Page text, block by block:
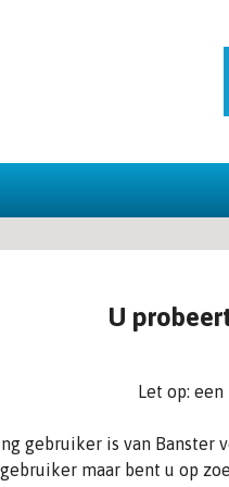
U
Let op:
gebruiker is van Banster
maar bent u op